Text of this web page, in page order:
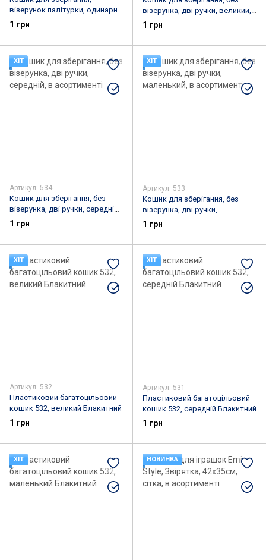
візерунок палітурки, одинарна
ручка Бежевий
1 грн
візерунка, дві ручки, великий,
в асортименті
1 грн
ХІТ
Артикул: 534
Кошик для зберігання, без
візерунка, дві ручки, середній,
в асортименті
1 грн
ХІТ
Артикул: 533
Кошик для зберігання, без
візерунка, дві ручки,
маленький, в асортименті
1 грн
ХІТ
Артикул: 532
Пластиковий багатоцільовий
кошик 532, великий Блакитний
1 грн
ХІТ
Артикул: 531
Пластиковий багатоцільовий
кошик 532, середній Блакитний
1 грн
ХІТ НОВИНКА